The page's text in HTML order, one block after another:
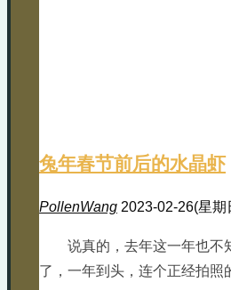
兔年春节前后的水晶虾
PollenWang 2023-02-26(星期
说真的，去年这一年也不
了，一年到头，连个正经拍